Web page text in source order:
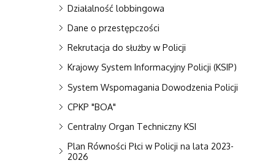
Działalność lobbingowa
Dane o przestępczości
Rekrutacja do służby w Policji
Krajowy System Informacyjny Policji (KSIP)
System Wspomagania Dowodzenia Policji
CPKP "BOA"
Centralny Organ Techniczny KSI
Plan Równości Płci w Policji na lata 2023-
2026